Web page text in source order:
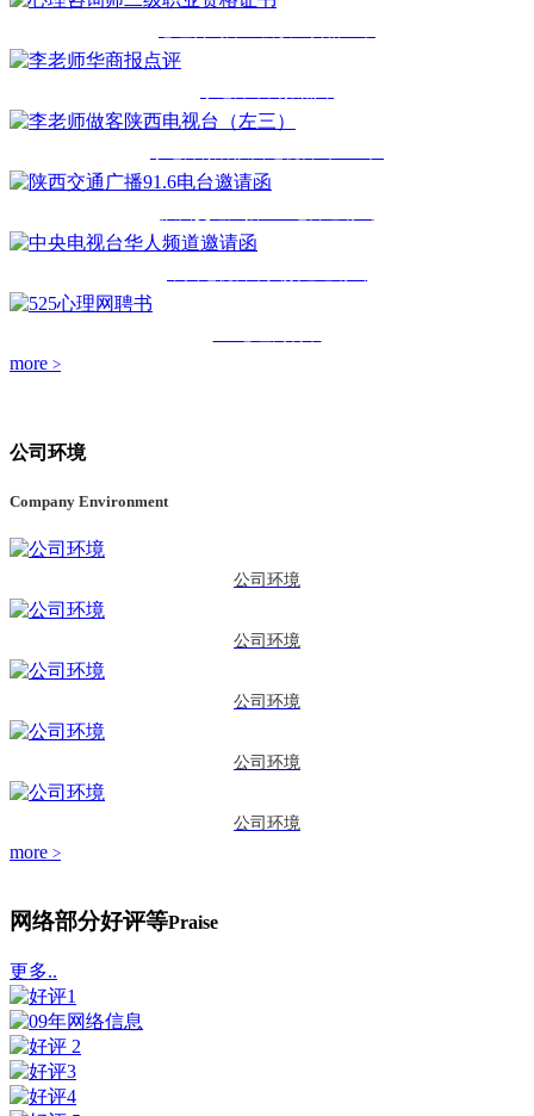
more >
公司环境
Company Environment
公司环境
公司环境
公司环境
公司环境
公司环境
more >
网络部分好评等Praise
更多..